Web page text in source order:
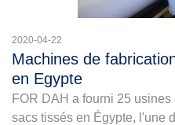
2020-04-22
Machines de
en Egypte
FOR DAH a fourni 25
sacs tissés en Égypte, l'une